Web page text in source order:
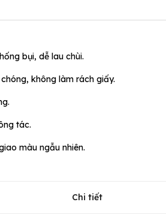
bụi, dễ lau chùi.
không làm rách giấy.
tác.
màu ngẫu nhiên.
Chi tiết